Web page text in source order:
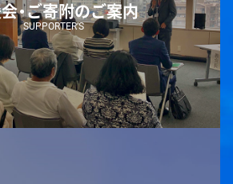
・ご寄附のご案内
SUPPORTER’S